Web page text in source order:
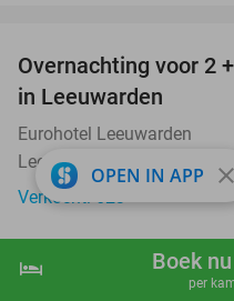
shopping_cart
hotel Boek
per
Overnachting voor 2
in Leeuwarden
Eurohotel Leeuwarden
Leeuwarden
Verkocht: 623
Excl. ca.
OPEN IN APP close